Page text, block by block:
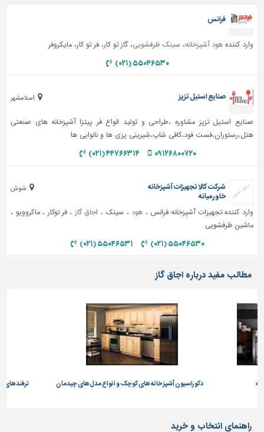
سایر
فرانس
وارد کنندههود آشپزخانه، سینک ظرفشویی، گاز تو کار، فر تو کار، مایکروفر
۵۵۰۴۶۵۳۰ (۰۲۱)
اسلامشهر صنایع استیل تزپز
صنایع استیل تزپز مشاوره ،طراحی و تولید انواع فر پیتزا آشپزخانه های صنعتی
هتل،رستوران،فست فود،کافی شاپ،شیرینی پزی ها و نانوایی ها
۰۹۱۲۶۸۰۰۷۲۰ ۴۴۷۶۶۳۱۴ (۰۲۱)
شوش
شرکت کالا تجهیزات آشپزخانه
خاورمیانه
وارد کننده تجهیزات آشپزخانه فرانس ، هود ، سینک ، اجاق گاز ، فر توکار ، ماکروویو ،
ماشین ظرفشویی
۵۵۰۴۶۵۳۰ (۰۲۱) ۵۵۰۴۶۵۳۱ (۰۲۱)
مطالب مفید درباره اجاق گاز
دکوراسیون آشپزخانه های کوچک و انواع مدل‌های چیدمان ترفندهای تمیز کردن اجاق
راهنمای انتخاب و خرید